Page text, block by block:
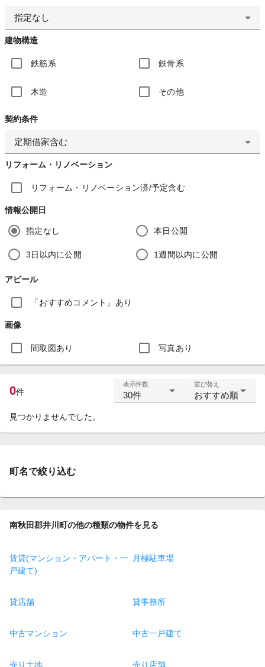
指定なし
建物構造
鉄筋系 鉄骨系
木造 その他
契約条件
定期借家含む
リフォーム・リノベーション
リフォーム・リノベーション済/予定含む
情報公開日
指定なし 本日公開
3日以内に公開 1週間以内に公開
アピール
「おすすめコメント」あり
画像
間取図あり 写真あり
0件
表示件数
30件
並び替え
おすすめ順
見つかりませんでした。
町名で絞り込む
南秋田郡井川町の他の種類の物件を見る
賃貸(マンション・アパート・一
戸建て)
月極駐車場
貸店舗 貸事務所
中古マンション 中古一戸建て
売り土地 売り店舗